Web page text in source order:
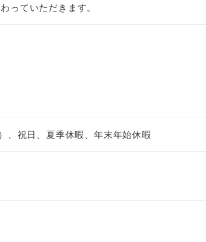
っていただきます。
、祝日、夏季休暇、年末年始休暇